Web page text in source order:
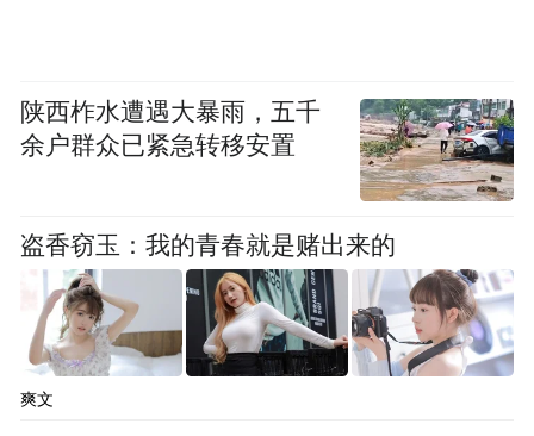
陕西柞水遭遇大暴雨，五千
余户群众已紧急转移安置
盗香窃玉：我的青春就是赌出来的
爽文